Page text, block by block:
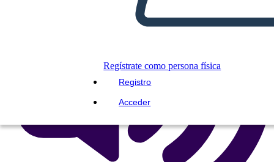
Regístrate como persona física
Registro
Acceder